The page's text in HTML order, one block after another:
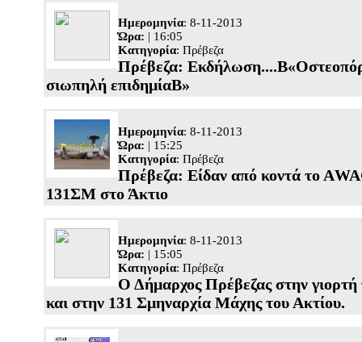
Ημερομηνία: 8-11-2013
Ώρα: | 16:05
Κατηγορία: Πρέβεζα
Πρέβεζα:
σιωπηλή επιδημίαΒ»
Ημερομηνία: 8-11-2013
Ώρα: | 15:25
Κατηγορία: Πρέβεζα
Πρέβεζα: Είδαν από κοντά το
131ΣΜ στο Άκτιο
Ημερομηνία: 8-11-2013
Ώρα: | 15:05
Κατηγορία: Πρέβεζα
Ο Δήμαρχος Πρέβεζας στην
και στην 131 Σμηναρχία Μάχης του Ακτίου.